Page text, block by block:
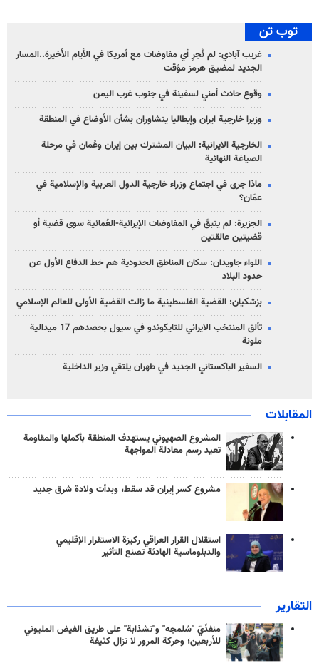
توب تن
غريب آبادي: لم نُجرِ أي مفاوضات مع أمريكا في الأيام الأخيرة..المسار
الجديد لمضيق هرمز مؤقت
وقوع حادث أمني لسفينة في جنوب غرب اليمن
وزيرا خارجية ايران وإيطاليا يتشاوران بشأن الأوضاع في المنطقة
الخارجية الايرانية: البيان المشترك بين إيران وعُمان في مرحلة
الصياغة النهائية
ماذا جرى في اجتماع وزراء خارجية الدول العربية والإسلامية في
عمّان؟
الجزيرة: لم يتبقّ في المفاوضات الإيرانية-العُمانية سوى قضية أو
قضيتين عالقتين
اللواء جاويدان: سكان المناطق الحدودية هم خط الدفاع الأول عن
حدود البلاد
بزشكيان: القضية الفلسطينية ما زالت القضية الأولى للعالم الإسلامي
تألق المنتخب الايراني للتايكوندو في سيول بحصدهم 17 ميدالية
ملونة
السفير الباكستاني الجديد في طهران يلتقي وزير الداخلية
المقابلات
المشروع الصهيوني يستهدف المنطقة بأكملها والمقاومة
تعيد رسم معادلة المواجهة
مشروع كسر إيران قد سقط، وبدأت ولادة شرق جديد
استقلال القرار العراقي ركيزة الاستقرار الإقليمي
والدبلوماسية الهادئة تصنع التأثير
التقارير
منفذَيّ "شلمجه" و"تشذابة" على طريق الفيض المليوني
للأربعين؛ وحركة المرور لا تزال كثيفة